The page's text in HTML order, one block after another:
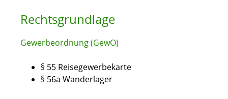
Rechtsgrundlage
Gewerbeordnung (GewO)
§ 55 Reisegewerbekarte
§ 56a Wanderlager